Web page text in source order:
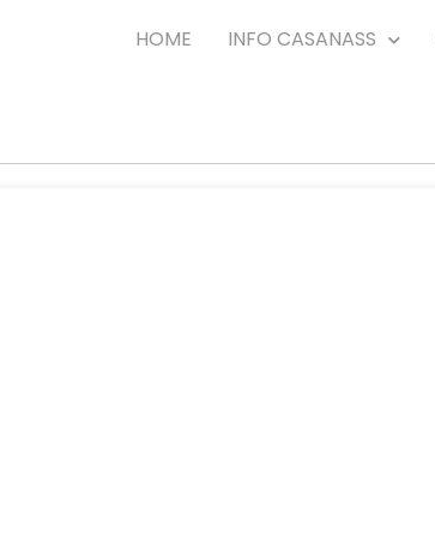
HOME INFO CASANASS